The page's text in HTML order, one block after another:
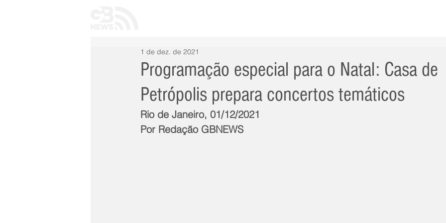
Programação especial para o Natal: Casa de
Petrópolis prepara concertos temáticos
1 de dez. de 2021
Rio de Janeiro, 01/12/2021
Por Redação GBNEWS